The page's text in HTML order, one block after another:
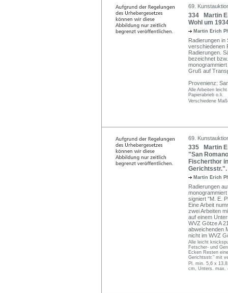
69.
334 Martin
Wohl um
Martin Erich
Radierungen
verschiedenen
Radierungen.
bezeichnet
Gruß auf
Provenienz:
Alle Arbeiten
Papierabrieb o.li.
Verschiedene
69.
335 Martin
"San
Fischerthor
Gerichtsstr.".
Martin Erich
Radierungen
signiert "M. E.
Eine Arbeit
zwei Arbeiten
auf einem
WVZ Götze A
abweichenden
nicht im WVZ
Alle leicht
Fetscher- und
Ecken Resten
Gerichtsstr." mit
Pl. min. 5,6 x
cm, Unters. max.